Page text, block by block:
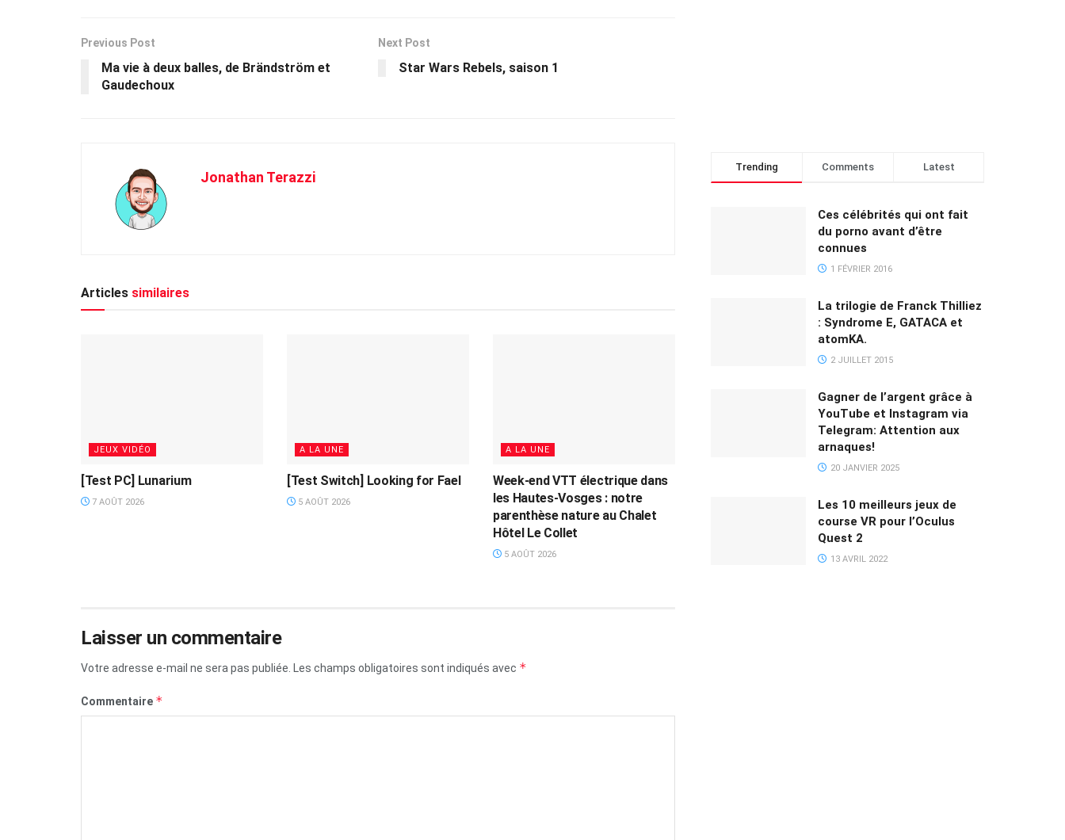
Previous Post
Ma vie à deux balles, de Brändström et
Gaudechoux
Next Post
Star Wars Rebels, saison 1
Jonathan Terazzi
Articles similaires
JEUX VIDÉO
[Test PC] Lunarium
7 AOÛT 2026
A LA UNE
[Test Switch] Looking for Fael
5 AOÛT 2026
A LA UNE
Week-end VTT électrique dans
les Hautes-Vosges : notre
parenthèse nature au Chalet
Hôtel Le Collet
5 AOÛT 2026
Laisser un commentaire
Votre adresse e-mail ne sera pas publiée. Les champs obligatoires sont indiqués avec *
Commentaire *
Trending Comments Latest
Ces célébrités qui ont fait
du porno avant d’être
connues
1 FÉVRIER 2016
La trilogie de Franck Thilliez
: Syndrome E, GATACA et
atomKA.
2 JUILLET 2015
Gagner de l’argent grâce à
YouTube et Instagram via
Telegram: Attention aux
arnaques!
20 JANVIER 2025
Les 10 meilleurs jeux de
course VR pour l’Oculus
Quest 2
13 AVRIL 2022